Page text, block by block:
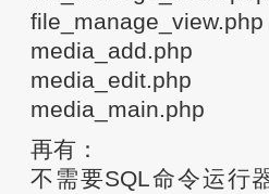
file_manage_view.php
media_add.php
media_edit.php
media_main.php
再有：
不需要SQL命令运行